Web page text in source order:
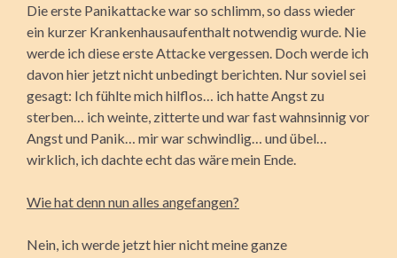
Die erste Panikattacke war so schlimm, so dass wieder
ein kurzer Krankenhausaufenthalt notwendig wurde. Nie
werde ich diese erste Attacke vergessen. Doch werde ich
davon hier jetzt nicht unbedingt berichten. Nur soviel sei
gesagt: Ich fühlte mich hilflos… ich hatte Angst zu
sterben… ich weinte, zitterte und war fast wahnsinnig vor
Angst und Panik… mir war schwindlig… und übel…
wirklich, ich dachte echt das wäre mein Ende.
Wie hat denn nun alles angefangen?
Nein, ich werde jetzt hier nicht meine ganze